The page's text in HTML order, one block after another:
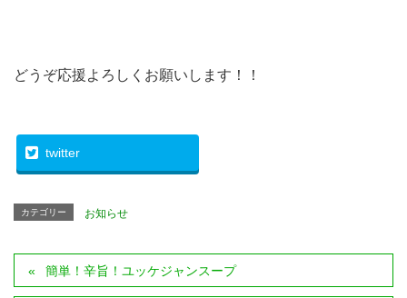
どうぞ応援よろしくお願いします！！
twitter
カテゴリー お知らせ
簡単！辛旨！ユッケジャンスープ